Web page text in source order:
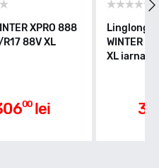
Linglong SPORT MASTER
WINTER 205/45/R17 88V